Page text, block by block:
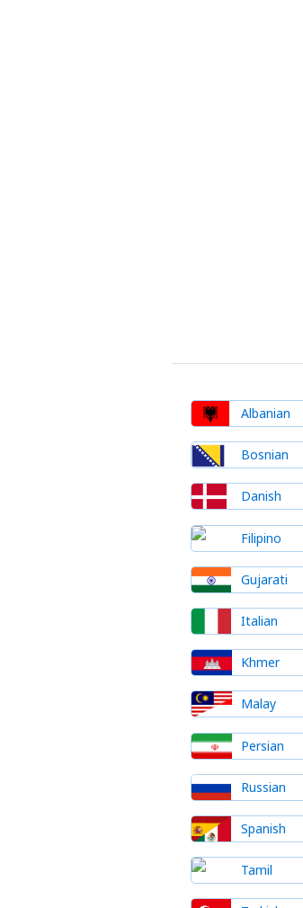
Albanian
Bosnian
Danish
Filipino
Gujarati
Italian
Khmer
Malay
Persian
Russian
Spanish
Tamil